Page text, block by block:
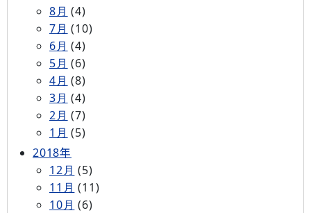
8月 (4)
7月 (10)
6月 (4)
5月 (6)
4月 (8)
3月 (4)
2月 (7)
1月 (5)
2018年
12月 (5)
11月 (11)
10月 (6)